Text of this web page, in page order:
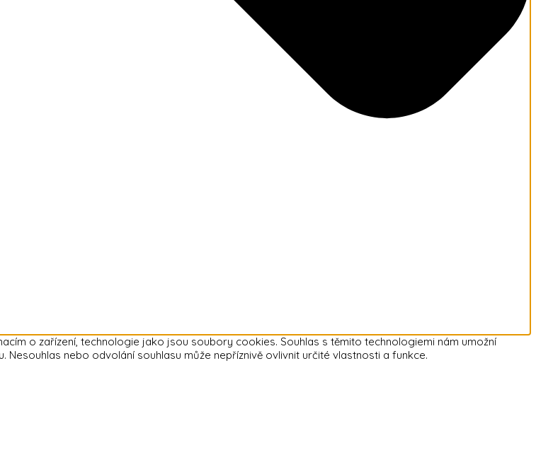
o zařízení, technologie jako jsou soubory cookies. Souhlas s těmito technologiemi nám umožní
nebo odvolání souhlasu může nepříznivě ovlivnit určité vlastnosti a funkce.